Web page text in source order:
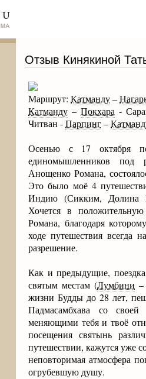
Отзыв Кинякиной
Маршрут:Катманду–
Катманду –Покхара -
Читван -Парпинг–
Осенью с 17 октября
единомышленников под
Анощенко Романа,
Это было моё 4
Индию (Сикким, Долина
Хочется в
Романа, благодаря
ходе путешествия всегда
разрешение.
Как и предыдущие,
святым местам (Лумбини
жизни Будды до 28 лет,
Падмасамбхава со
меняющими тебя и твоё
посещения святынь
путешествии, кажутся уже
неповторимая атмосфера
огрубевшую душу.